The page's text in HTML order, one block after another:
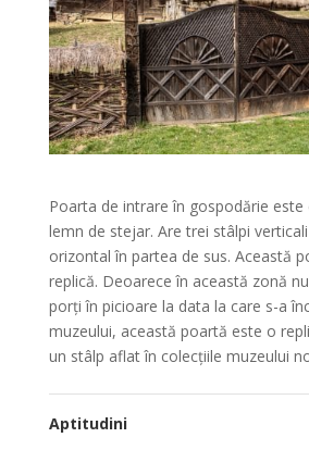
Poarta de intrare în gospodărie este
lemn de stejar. Are trei stâlpi
orizontal în partea de sus. Această
replică. Deoarece în această zonă
porţi în picioare la data la care s-a
muzeului, această poartă este o
un stâlp aflat în colecţiile muzeului
Aptitudini